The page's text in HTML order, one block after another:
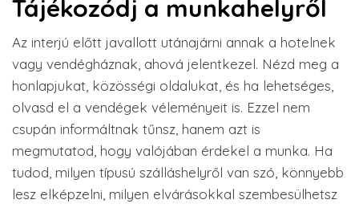
Tájékozódj a munkahelyről
Az interjú előtt javallott utánajárni annak a hotelnek
vagy vendégháznak, ahová jelentkezel. Nézd meg a
honlapjukat, közösségi oldalukat, és ha lehetséges,
olvasd el a vendégek véleményeit is. Ezzel nem
csupán informáltnak tűnsz, hanem azt is
megmutatod, hogy valójában érdekel a munka. Ha
tudod, milyen típusú szálláshelyről van szó, könnyebb
lesz elképzelni, milyen elvárásokkal szembesülhetsz